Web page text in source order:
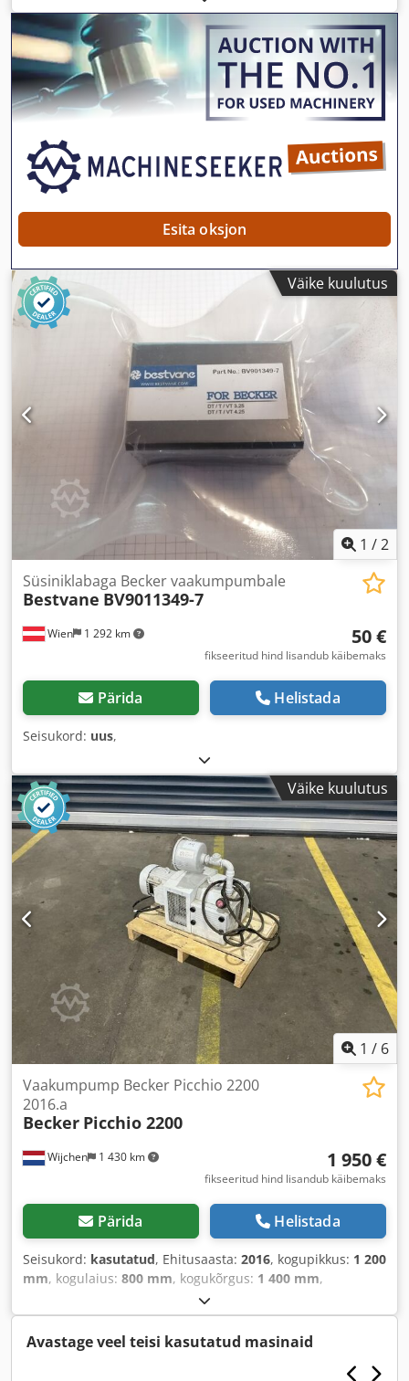
Esita oksjon
Väike kuulutus
1 /2
Wien 1 292 km
Süsiniklabaga Becker vaakumpumbale
Bestvane BV9011349-7
50 €
fikseeritud hind lisandub käibemaks
Pärida Helistada
Seisukord: uus,
Väike kuulutus
1 / 6
Wijchen 1 430 km
Vaakumpump Becker Picchio 2200
2016.a
Becker Picchio 2200
1 950 €
fikseeritud hind lisandub käibemaks
Pärida Helistada
Seisukord: kasutatud, Ehitusaasta: 2016, kogupikkus: 1 200
mm, kogulaius: 800 mm, kogukõrgus: 1 400 mm,
Avastage veel teisi kasutatud masinaid